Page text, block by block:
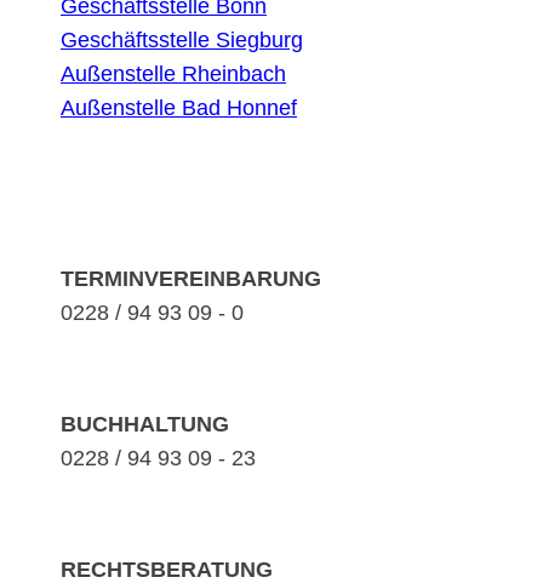
Geschäftsstelle Bonn
Geschäftsstelle Siegburg
Außenstelle Rheinbach
Außenstelle Bad Honnef
TERMINVEREINBARUNG
0228 / 94 93 09 - 0
BUCHHALTUNG
0228 / 94 93 09 - 23
RECHTSBERATUNG